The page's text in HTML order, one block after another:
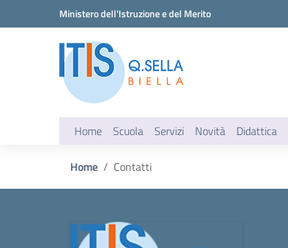
Vai ai contenuti
Vai al menu di navigazioneMinistero dell'Istruzione e del Merito
Home Scuola Servizi Novità Didattica
Home Contatti